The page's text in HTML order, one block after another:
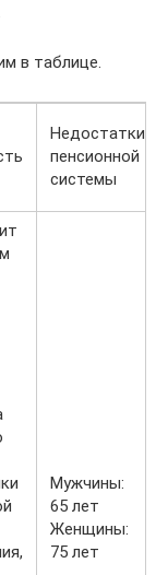
в таблице.
Недостатки
пенсионной
системы
Мужчины:
65 лет
Женщины:
75 лет